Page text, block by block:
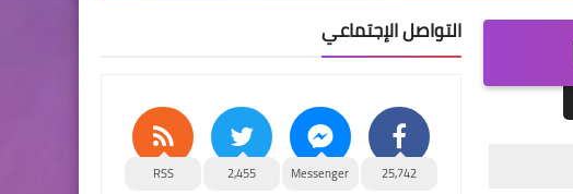
التواصل الإجتماعي
25,742
Messenger
2,455
RSS